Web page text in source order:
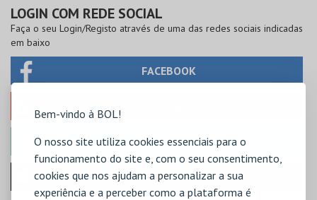
Bem-vindo à BOL!
O nosso site utiliza cookies essenciais para o
funcionamento do site e, com o seu consentimento,
cookies que nos ajudam a personalizar a sua
experiência e a perceber como a plataforma é
LOGIN COM REDE SOCIAL
Faça o seu Login/Registo através de uma das redes sociais indicadas
em baixo
FACEBOOK
MICROSOFT
Iniciar sessão com a Apple